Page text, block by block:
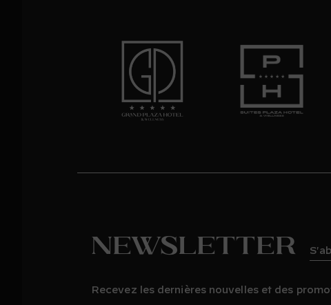
Newsletter
Recevez les dernières nouvelles et des